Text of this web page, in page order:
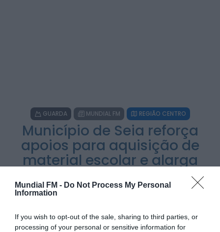
Mundial FM - Do Not Process My Personal
Information
If you wish to opt-out of the sale, sharing to third parties, or
processing of your personal or sensitive information for
Castelo de Belmonte recebe observação do
eclipse solar
ONTEM, 22:53
Diário Criminal
Prisão preventiva para quatro arguidos em
rede que furtava cobre das
telecomunicações....
Também em:Mundial FM
violação e violência doméstica
ONTEM, 14:17
GUARDA MUNDIAL FM REGIÃO CENTRO
Município de Seia reforça
apoios para aquisição de
material escolar e alarga
POR